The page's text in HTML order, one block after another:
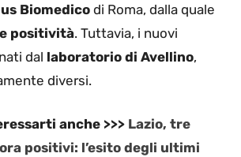
Biomedico di Roma, dalla quale
positività. Tuttavia, i nuovi
dal laboratorio di Avellino,
diversi.
anche >>> Lazio, tre
positivi: l’esito degli ultimi